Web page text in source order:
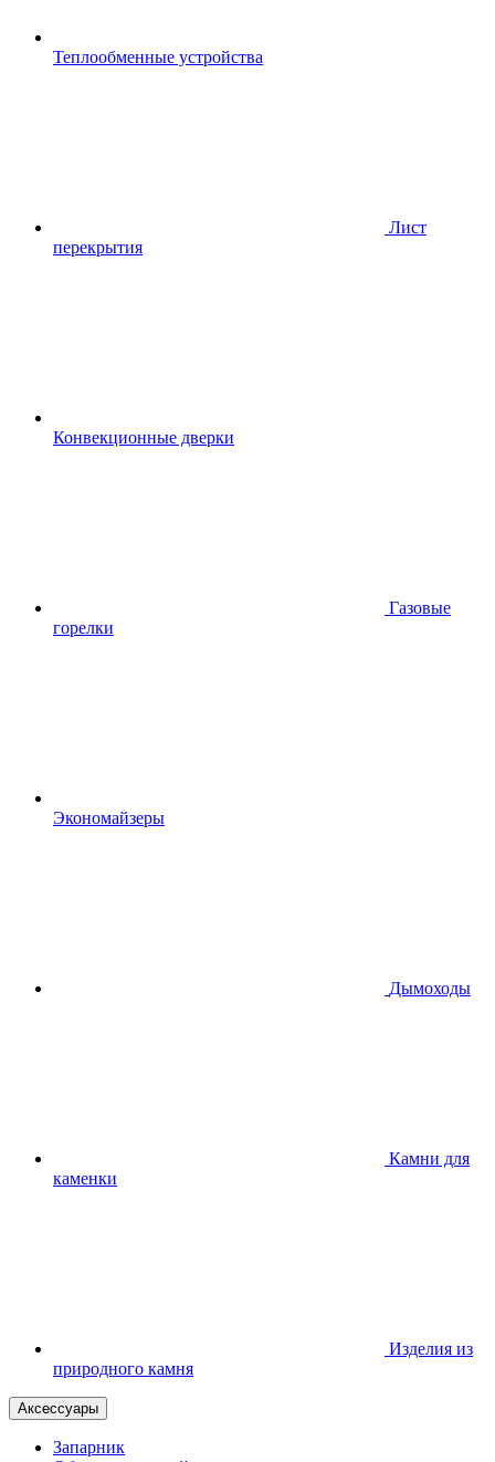
Теплообменные устройства
Лист
перекрытия
Конвекционные дверки
Газовые
горелки
Экономайзеры
Дымоходы
Камни для
каменки
Изделия из
природного камня
Аксессуары
Запарник